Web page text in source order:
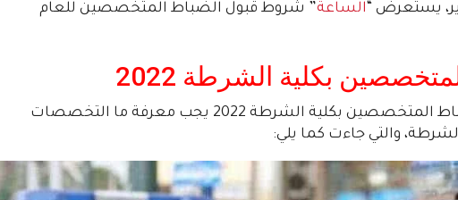
يستعرض “
الساعة” شروط قبول الضباط المتخصصين للعام
بكلية الشرطة 2022
أولا قبل معرفة شروط الضباط المتخصصين بكلية الشرطة 2022 يجب معرفة ما التخصصات
والتي جاءت كما يلي: